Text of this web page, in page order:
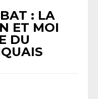
: LA
ET MOI
DU